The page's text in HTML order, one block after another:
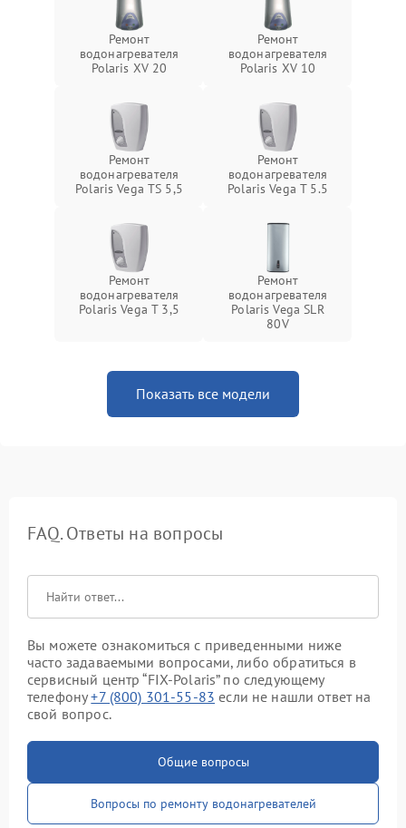
Ремонт
водонагревателя
Polaris XV 20
Ремонт
водонагревателя
Polaris XV 10
Ремонт
водонагревателя
Polaris Vega TS 5,5
Ремонт
водонагревателя
Polaris Vega T 5.5
Ремонт
водонагревателя
Polaris Vega T 3,5
Ремонт
водонагревателя
Polaris Vega SLR
80V
Показать все модели
FAQ. Ответы на вопросы
Вы можете ознакомиться с приведенными ниже
часто задаваемыми вопросами, либо обратиться в
сервисный центр “FIX-Polaris” по следующему
телефону+7 (800) 301-55-83 если не нашли ответ на
свой вопрос.
Общие вопросы
Вопросы по ремонту водонагревателей